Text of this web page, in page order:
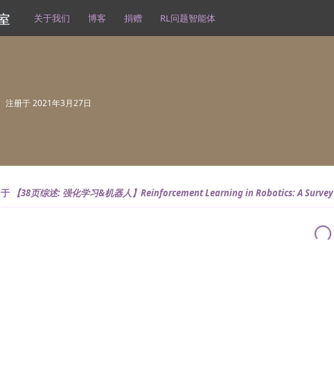
关于我们 博客 捐赠 RL问题智能体
注册于2021年3月27日
于 【38页综述: 强化学习&机器人】Reinforcement Learning in Robotics: A Survey